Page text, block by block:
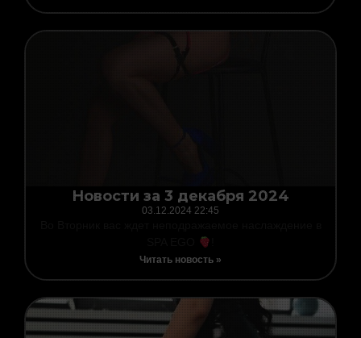
Новости за 3 декабря 2024
03.12.2024 22:45
Читать новость »